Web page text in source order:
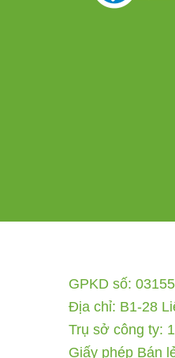
GPKD số:
Địa chỉ: B1-28
Trụ sở công ty:
Giấy phép Bán